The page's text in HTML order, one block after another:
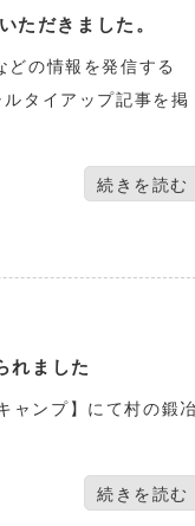
だきました。
どの情報を発信する
タイアップ記事を掲
続きを読む
れました
ャンプ】にて村の鍛
続きを読む